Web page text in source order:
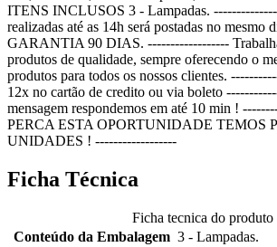
ITENS INCLUSOS 3 - Lampadas.
realizadas até as 14h será postadas no
GARANTIA 90 DIAS. ------------------
produtos de qualidade, sempre oferecendo o
produtos para todos os nossos clientes.
12x no cartão de credito ou via boleto
mensagem respondemos em até 10 min !
PERCA ESTA OPORTUNIDADE TEMOS
UNIDADES ! ------------------
Ficha Técnica
Ficha tecnica do produto
Conteúdo da Embalagem 3 - Lampadas.